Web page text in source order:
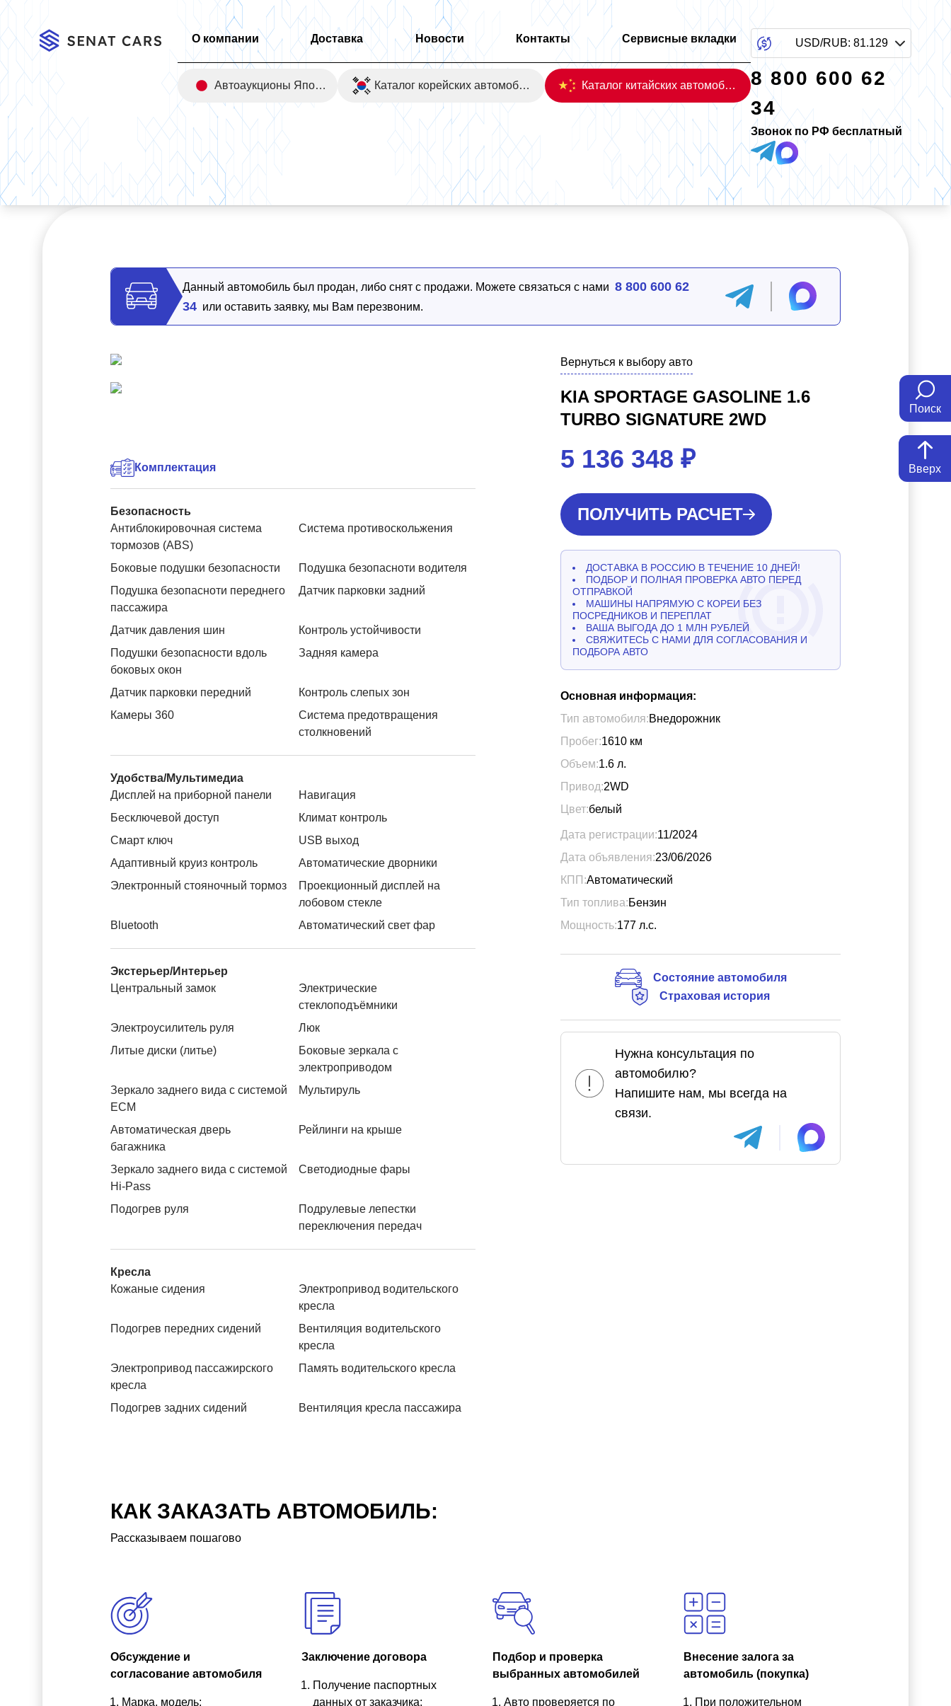
Поиск
Вверх
О компании Доставка Новости Контакты Сервисные вкладки
Автоаукционы Японии Каталог корейских автомобилей Каталог китайских автомобилей
USD/RUB: 81.129
8 800 600 62
34
Звонок по РФ бесплатный
Главная/Каталог Kia Sportage Gasoline 1.6 Turbo Signature 2WD
Данный автомобиль был продан, либо снят с продажи. Можете связаться с нами 8 800 600 62
34 или оставить заявку, мы Вам перезвоним.
Комплектация
Безопасность
Антиблокировочная система
тормозов (ABS)
Система противоскольжения
Боковые подушки безопасности
Подушка безопасноти водителя
Подушка безопасноти переднего
пассажира
Датчик парковки задний
Датчик давления шин
Контроль устойчивости
Подушки безопасности вдоль
боковых окон
Задняя камера
Датчик парковки передний
Контроль слепых зон
Камеры 360
Система предотвращения
столкновений
Удобства/Мультимедиа
Дисплей на приборной панели
Навигация
Бесключевой доступ
Климат контроль
Смарт ключ
USB выход
Адаптивный круиз контроль
Автоматические дворники
Электронный стояночный тормоз
Проекционный дисплей на
лобовом стекле
Bluetooth
Автоматический свет фар
Экстерьер/Интерьер
Центральный замок
Электрические
стеклоподъёмники
Электроусилитель руля
Люк
Литые диски (литье)
Боковые зеркала с
электроприводом
Зеркало заднего вида с системой
ЕСМ
Мультируль
Автоматическая дверь
багажника
Рейлинги на крыше
Зеркало заднего вида с системой
Hi-Pass
Светодиодные фары
Подогрев руля
Подрулевые лепестки
переключения передач
Кресла
Кожаные сидения
Электропривод водительского
кресла
Подогрев передних сидений
Вентиляция водительского
кресла
Электропривод пассажирского
кресла
Память водительского кресла
Подогрев задних сидений Вентиляция кресла пассажира
Вернуться к выбору авто
KIA SPORTAGE GASOLINE 1.6
TURBO SIGNATURE 2WD
5 136 348 ₽
ПОЛУЧИТЬ РАСЧЕТ
ДОСТАВКА В РОССИЮ В ТЕЧЕНИЕ 10 ДНЕЙ!
ПОДБОР И ПОЛНАЯ ПРОВЕРКА АВТО ПЕРЕД
ОТПРАВКОЙ
МАШИНЫ НАПРЯМУЮ С КОРЕИ БЕЗ
ПОСРЕДНИКОВ И ПЕРЕПЛАТ
ВАША ВЫГОДА ДО 1 МЛН РУБЛЕЙ
СВЯЖИТЕСЬ С НАМИ ДЛЯ СОГЛАСОВАНИЯ И
ПОДБОРА АВТО
Основная информация:
Тип автомобиля:Внедорожник
Пробег:1610 км
Объем:1.6 л.
Привод:2WD
Цвет:белый
Дата регистрации:11/2024
Дата объявления:23/06/2026
КПП:Автоматический
Тип топлива:Бензин
Мощность:177 л.с.
Состояние автомобиля
Страховая история
Нужна консультация по
автомобилю?
Напишите нам, мы всегда на
связи.
КАК ЗАКАЗАТЬ АВТОМОБИЛЬ:
Рассказываем пошагово
Обсуждение и
согласование автомобиля
Марка, модель;
Заключение договора
Получение паспортных
данных от заказчика;
Подбор и проверка
выбранных автомобилей
Авто проверяется по
Внесение залога за
автомобиль (покупка)
При положительном